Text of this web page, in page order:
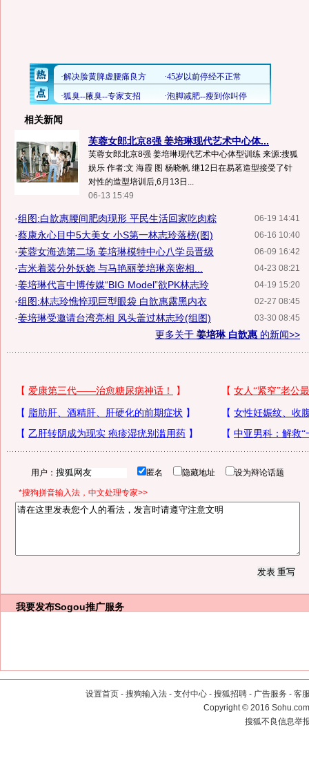
相关新闻
芙蓉女郎北京8强 姜培琳现代艺术中心体...
芙蓉女郎北京8强 姜培琳现代艺术中心体型训练 来源:搜狐
娱乐 作者:文 海霞 图 杨晓帆 继12日在易茗造型接受了针
对性的造型培训后,6月13日...
06-13 15:49
06-19 14:41
·组图:白歆惠腰间肥肉现形 平民生活回家吃肉粽
06-16 10:40
·蔡康永心目中5大美女 小S第一林志玲落榜(图)
06-09 16:42
·芙蓉女海选第二场 姜培琳模特中心八学员晋级
04-23 08:21
·吉米着装分外妖娆 与马艳丽姜培琳亲密相...
04-19 15:20
·姜培琳代言中博传媒“BIG Model”欲PK林志玲
02-27 08:45
·组图:林志玲憔悴现巨型眼袋 白歆惠露黑内衣
03-30 08:45
·姜培琳受邀请台湾亮相 风头盖过林志玲(组图)
更多关于 姜培琳 白歆惠 的新闻>>
用户： 匿名 隐藏地址 设为辩论话题
*搜狗拼音输入法，中文处理专家>>
我要发布Sogou推广服务
设置首页 - 搜狗输入法 - 支付中心 - 搜狐招聘 - 广告服务 - 客
Copyright©2016
搜狐不良信息举